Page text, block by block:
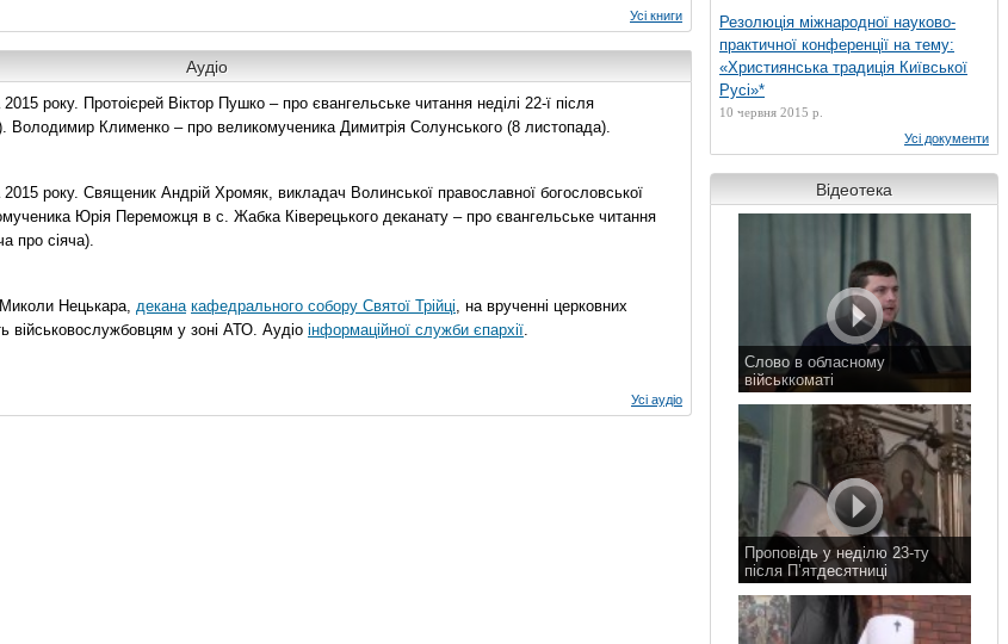
Усі книги
Аудіо
року. Протоієрей Віктор Пушко – про євангельське читання неділі 22-ї після
Володимир Клименко – про великомученика Димитрія Солунського (8 листопада).
року. Священик Андрій Хромяк, викладач Волинської православної богословської
Юрія Переможця в с. Жабка Ківерецького деканату – про євангельське читання
про сіяча).
Нецькара, декана кафедрального собору Святої Трійці, на врученні церковних
військовослужбовцям у зоні АТО. Аудіо інформаційної служби єпархії.
Усі аудіо
Резолюція міжнародної науково-
практичної конференції на тему:
«Християнська традиція Київської
Русі»*
10 червня 2015 р.
Усі документи
Відеотека
Слово в обласному
військкоматі
Проповідь у неділю 23-ту
після П’ятдесятниці